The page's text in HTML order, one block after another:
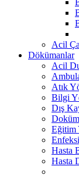
Acil
Dökümanlar
Acil
Atık
Bilgi
Dış
Eğitim
Hasta
Hasta